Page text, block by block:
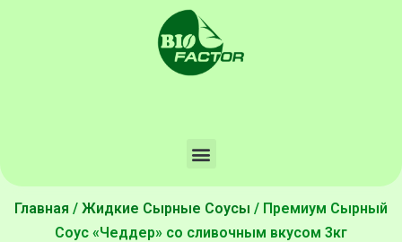
Главная / Жидкие Сырные Соусы / Премиум Сырный
Соус «Чеддер» со сливочным вкусом 3кг